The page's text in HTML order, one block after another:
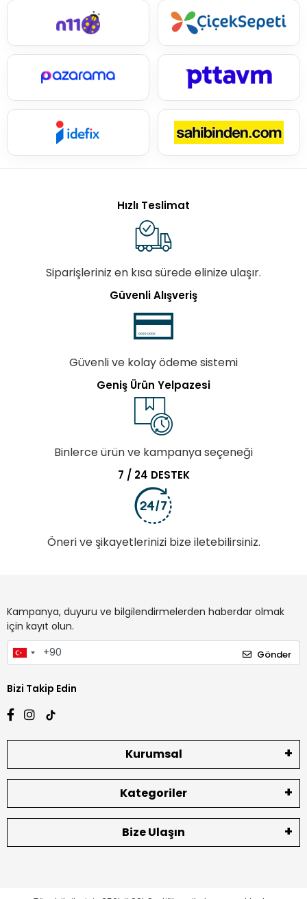
Hızlı Teslimat
Siparişleriniz en kısa sürede elinize ulaşır.
Güvenli Alışveriş
Güvenli ve kolay ödeme sistemi
Geniş Ürün Yelpazesi
Binlerce ürün ve kampanya seçeneği
7 / 24 DESTEK
Öneri ve şikayetlerinizi bize iletebilirsiniz.
Kampanya, duyuru ve bilgilendirmelerden haberdar olmak
için kayıt olun.
Gönder
Bizi Takip Edin
Kurumsal
Kategoriler
Bize Ulaşın